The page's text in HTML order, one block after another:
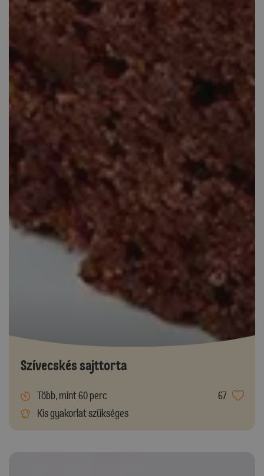
Szívecskés sajttorta
Több, mint 60 perc
67
Kis gyakorlat szükséges